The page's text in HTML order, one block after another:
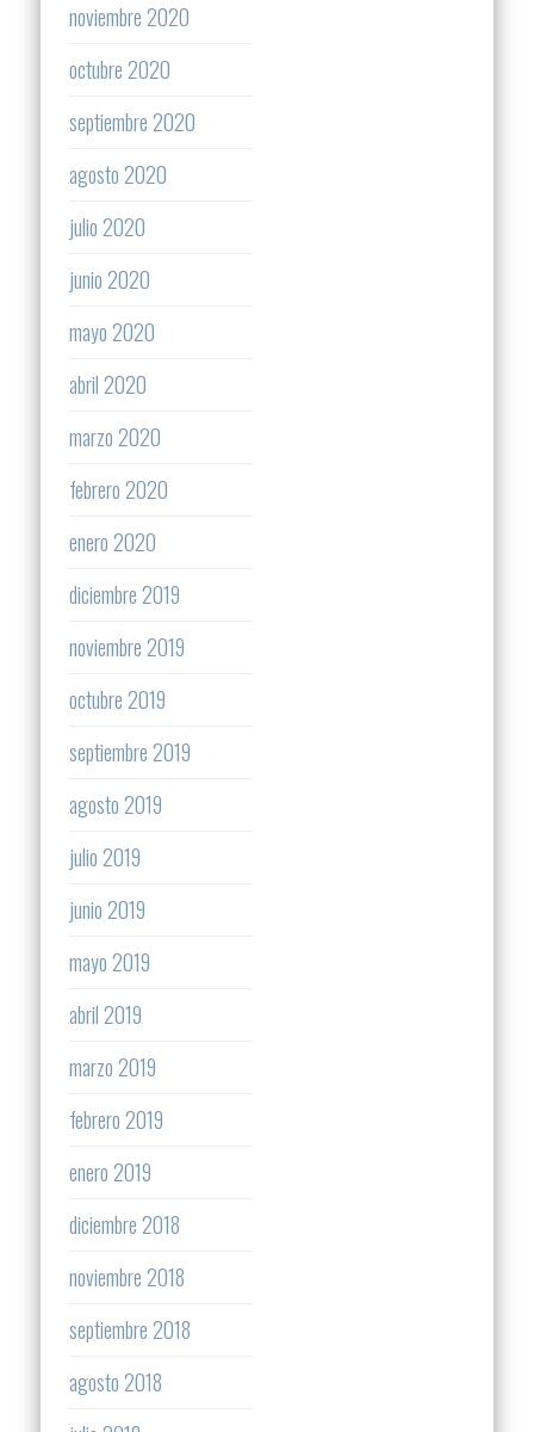
noviembre 2020
octubre 2020
septiembre 2020
agosto 2020
julio 2020
junio 2020
mayo 2020
abril 2020
marzo 2020
febrero 2020
enero 2020
diciembre 2019
noviembre 2019
octubre 2019
septiembre 2019
agosto 2019
julio 2019
junio 2019
mayo 2019
abril 2019
marzo 2019
febrero 2019
enero 2019
diciembre 2018
noviembre 2018
septiembre 2018
agosto 2018